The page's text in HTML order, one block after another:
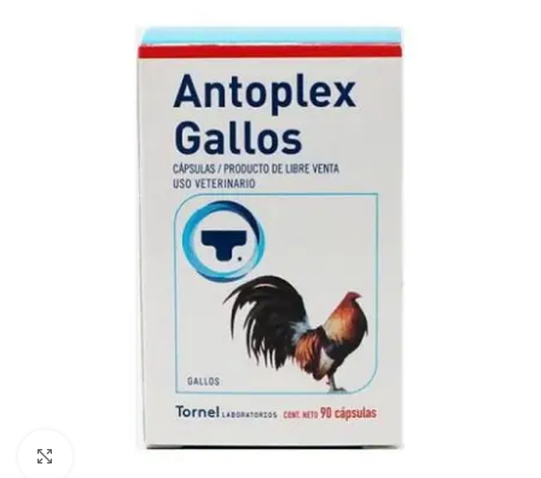
Click to enlarge